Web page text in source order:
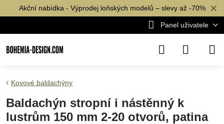
✕
Akční nabídka - Výprodej loňských modelů – slevy až -70%
Panel uživatele
Kovové baldachýny
Baldachýn stropní i nástěnný k
lustrům 150 mm 2-20 otvorů, patina